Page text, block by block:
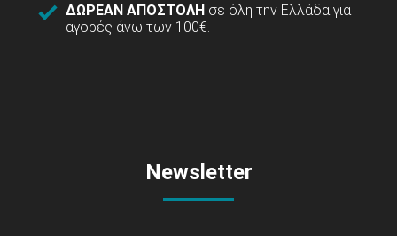
ΔΩΡΕΑΝ ΑΠΟΣΤΟΛΗ σε όλη την Ελλάδα για
αγορές άνω των 100€.
Newsletter